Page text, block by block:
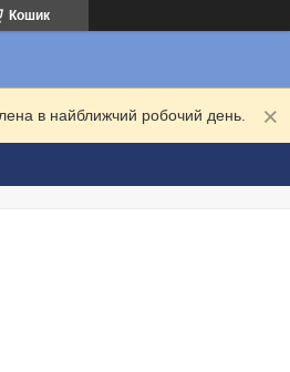
Кошик
в найближчий робочий день.